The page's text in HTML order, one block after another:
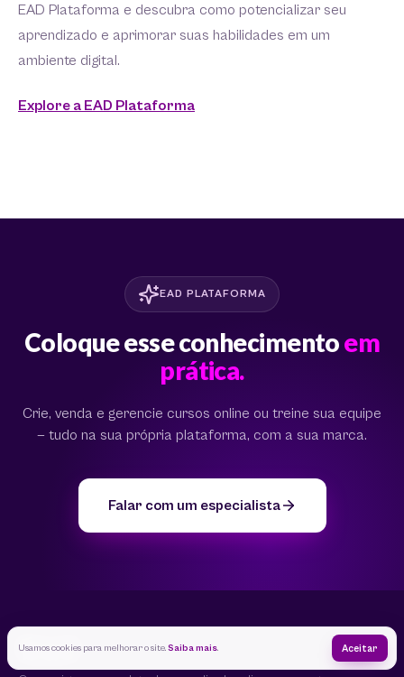
EAD Plataforma e descubra como potencializar seu
aprendizado e aprimorar suas habilidades em um
ambiente digital.
Explore a EAD Plataforma
EAD PLATAFORMA
Coloque esse conhecimentoem
prática.
Crie, venda e gerencie cursos online ou treine sua equipe
— tudo na sua própria plataforma, com a sua marca.
Falar com um especialista
Usamos cookies para melhorar o site.Saiba mais. Aceitar